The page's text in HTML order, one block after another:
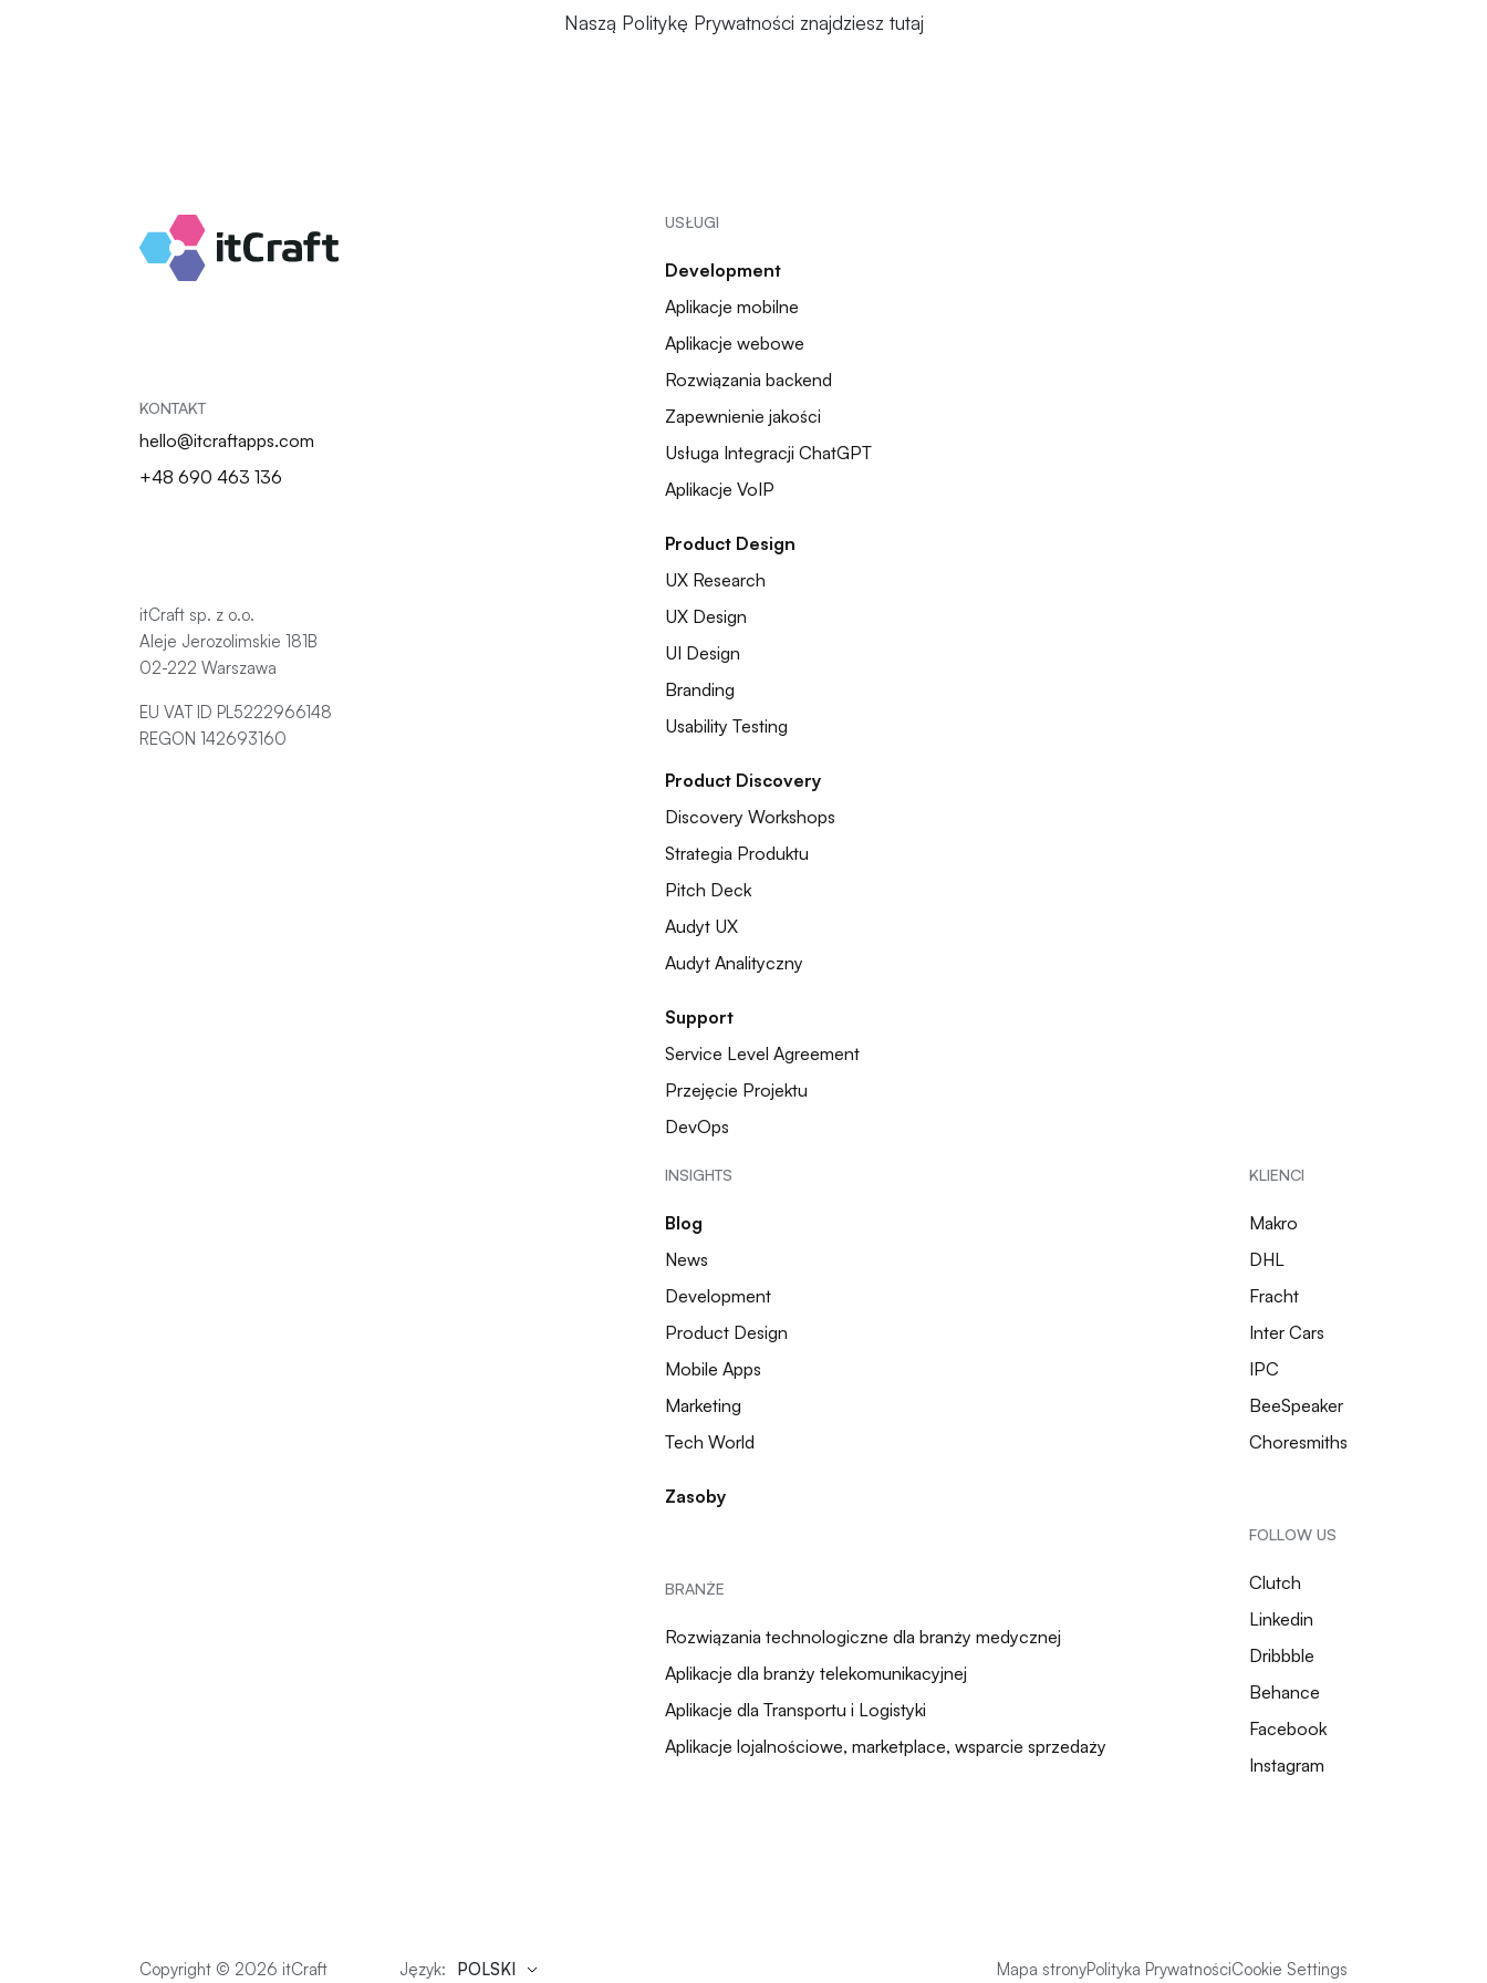
Naszą Politykę Prywatności znajdziesz tutaj
KONTAKT
hello@itcraftapps.com
+48 690 463 136
itCraft sp. z o.o.
Aleje Jerozolimskie 181B
02-222 Warszawa
EU VAT ID PL5222966148
REGON 142693160
USŁUGI
Development
Aplikacje mobilne
Aplikacje webowe
Rozwiązania backend
Zapewnienie jakości
Usługa Integracji ChatGPT
Aplikacje VoIP
Product Design
UX Research
UX Design
UI Design
Branding
Usability Testing
Product Discovery
Discovery Workshops
Strategia Produktu
Pitch Deck
Audyt UX
Audyt Analityczny
Support
Service Level Agreement
Przejęcie Projektu
DevOps
INSIGHTS
Blog
News
Development
Product Design
Mobile Apps
Marketing
Tech World
Zasoby
BRANŻE
Rozwiązania technologiczne dla branży medycznej
Aplikacje dla branży telekomunikacyjnej
Aplikacje dla Transportu i Logistyki
Aplikacje lojalnościowe, marketplace, wsparcie sprzedaży
KLIENCI
Makro
DHL
Fracht
Inter Cars
IPC
BeeSpeaker
Choresmiths
FOLLOW US
Clutch
Linkedin
Dribbble
Behance
Facebook
Instagram
Copyright © 2026 itCraft Język: POLSKI Mapa stronyPolityka PrywatnościCookie Settings